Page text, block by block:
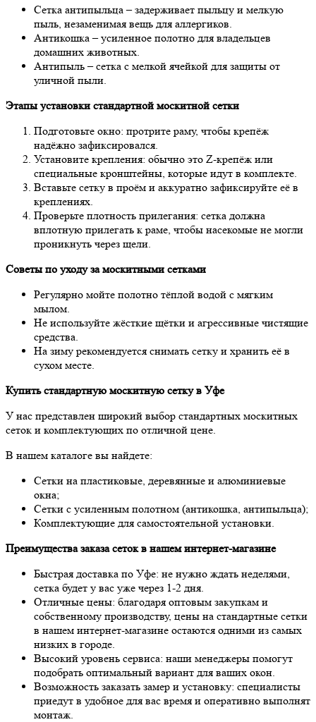
Сетка антипыльца – задерживает пыльцу и мелкую
пыль, незаменимая вещь для аллергиков.
Антикошка – усиленное полотно для владельцев
домашних животных.
Антипыль – сетка с мелкой ячейкой для защиты от
уличной пыли.
Этапы установки стандартной москитной сетки
Подготовьте окно: протрите раму, чтобы крепёж
надёжно зафиксировался.
Установите крепления: обычно это Z-крепёж или
специальные кронштейны, которые идут в комплекте.
Вставьте сетку в проём и аккуратно зафиксируйте её в
креплениях.
Проверьте плотность прилегания: сетка должна
вплотную прилегать к раме, чтобы насекомые не могли
проникнуть через щели.
Советы по уходу за москитными сетками
Регулярно мойте полотно тёплой водой с мягким
мылом.
Не используйте жёсткие щётки и агрессивные чистящие
средства.
На зиму рекомендуется снимать сетку и хранить её в
сухом месте.
Купить стандартную москитную сетку в Уфе
У нас представлен широкий выбор стандартных москитных
сеток и комплектующих по отличной цене.
В нашем каталоге вы найдете:
Сетки на пластиковые, деревянные и алюминиевые
окна;
Сетки с усиленным полотном (антикошка, антипыльца);
Комплектующие для самостоятельной установки.
Преимущества заказа сеток в нашем интернет-магазине
Быстрая доставка по Уфе: не нужно ждать неделями,
сетка будет у вас уже через 1-2 дня.
Отличные цены: благодаря оптовым закупкам и
собственному производству, цены на стандартные сетки
в нашем интернет-магазине остаются одними из самых
низких в городе.
Высокий уровень сервиса: наши менеджеры помогут
подобрать оптимальный вариант для ваших окон.
Возможность заказать замер и установку: специалисты
приедут в удобное для вас время и оперативно выполнят
монтаж.